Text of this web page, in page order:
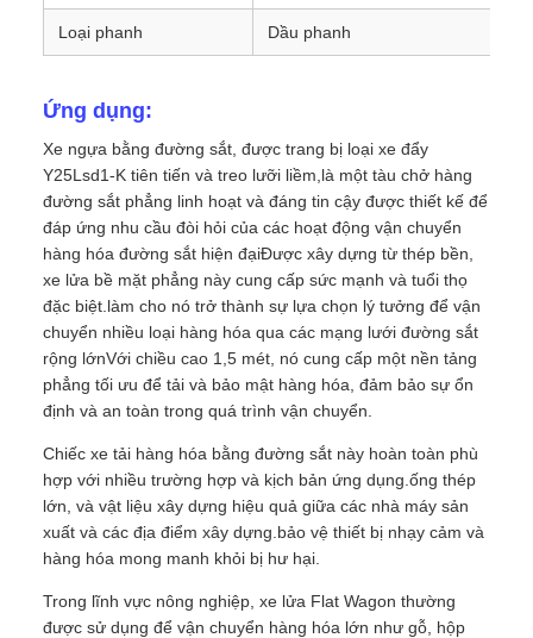
Loại phanh Dầu phanh
Ứng dụng:
Xe ngựa bằng đường sắt, được trang bị loại xe đẩy
Y25Lsd1-K tiên tiến và treo lưỡi liềm,là một tàu chở hàng
đường sắt phẳng linh hoạt và đáng tin cậy được thiết kế để
đáp ứng nhu cầu đòi hỏi của các hoạt động vận chuyển
hàng hóa đường sắt hiện đạiĐược xây dựng từ thép bền,
xe lửa bề mặt phẳng này cung cấp sức mạnh và tuổi thọ
đặc biệt.làm cho nó trở thành sự lựa chọn lý tưởng để vận
chuyển nhiều loại hàng hóa qua các mạng lưới đường sắt
rộng lớnVới chiều cao 1,5 mét, nó cung cấp một nền tảng
phẳng tối ưu để tải và bảo mật hàng hóa, đảm bảo sự ổn
định và an toàn trong quá trình vận chuyển.
Chiếc xe tải hàng hóa bằng đường sắt này hoàn toàn phù
hợp với nhiều trường hợp và kịch bản ứng dụng.ống thép
lớn, và vật liệu xây dựng hiệu quả giữa các nhà máy sản
xuất và các địa điểm xây dựng.bảo vệ thiết bị nhạy cảm và
hàng hóa mong manh khỏi bị hư hại.
Trong lĩnh vực nông nghiệp, xe lửa Flat Wagon thường
được sử dụng để vận chuyển hàng hóa lớn như gỗ, hộp